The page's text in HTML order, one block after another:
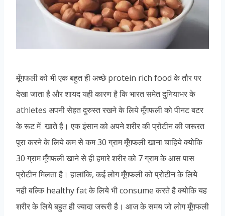
मूँगफली को भी एक बहुत ही अच्छे protein rich food के तौर पर
देखा जाता है और शायद यही कारण है कि भारत समेत दुनियाभर के
athletes अपनी सेहत दुरुस्त रखने के लिये मूँगफली को पीनट बटर
के रूट में खाते है। एक इंसान को अपने शरीर की प्रोटीन की जरूरत
पूरा करने के लिये कम से कम 30 ग्राम मूँगफली खाना चाहिये क्योकि
30 ग्राम मूँगफली खाने से ही हमारे शरीर को 7 ग्राम के आस पास
प्रोटीन मिलता है। हालांकि, कई लोग मूँगफली को प्रोटीन के लिये
नही बल्कि healthy fat के लिये भी consume करते है क्योकि यह
शरीर के लिये बहुत ही ज्यादा जरूरी है। आज के समय जो लोग मूँगफली